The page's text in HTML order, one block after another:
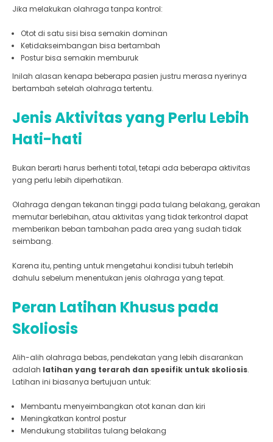
Jika melakukan olahraga tanpa kontrol:
Otot di satu sisi bisa semakin dominan
Ketidakseimbangan bisa bertambah
Postur bisa semakin memburuk
Inilah alasan kenapa beberapa pasien justru merasa nyerinya
bertambah setelah olahraga tertentu.
Jenis Aktivitas yang Perlu Lebih
Hati-hati
Bukan berarti harus berhenti total, tetapi ada beberapa aktivitas
yang perlu lebih diperhatikan.
Olahraga dengan tekanan tinggi pada tulang belakang, gerakan
memutar berlebihan, atau aktivitas yang tidak terkontrol dapat
memberikan beban tambahan pada area yang sudah tidak
seimbang.
Karena itu, penting untuk mengetahui kondisi tubuh terlebih
dahulu sebelum menentukan jenis olahraga yang tepat.
Peran Latihan Khusus pada
Skoliosis
Alih-alih olahraga bebas, pendekatan yang lebih disarankan
adalah latihan yang terarah dan spesifik untuk skoliosis.
Latihan ini biasanya bertujuan untuk:
Membantu menyeimbangkan otot kanan dan kiri
Meningkatkan kontrol postur
Mendukung stabilitas tulang belakang